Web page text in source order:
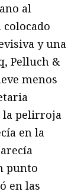
al
y una
Pelluch &
menos
la pelirroja
en la
punto
en las